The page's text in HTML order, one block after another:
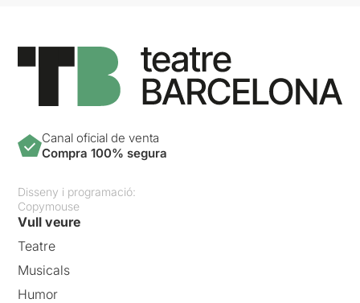
Canal oficial de venta
Compra 100% segura
Disseny i programació:
Copymouse
Vull veure
Teatre
Musicals
Humor